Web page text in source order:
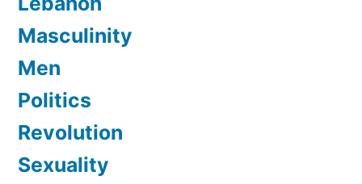
Masculinity
Men
Politics
Revolution
Sexuality